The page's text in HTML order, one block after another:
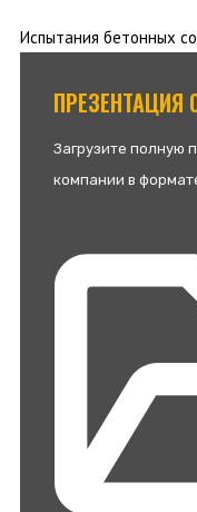
Испытания бетонных
ПРЕЗЕНТАЦИЯ
Загрузите полную
компании в